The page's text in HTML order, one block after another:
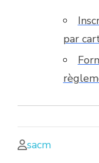
par
sacm